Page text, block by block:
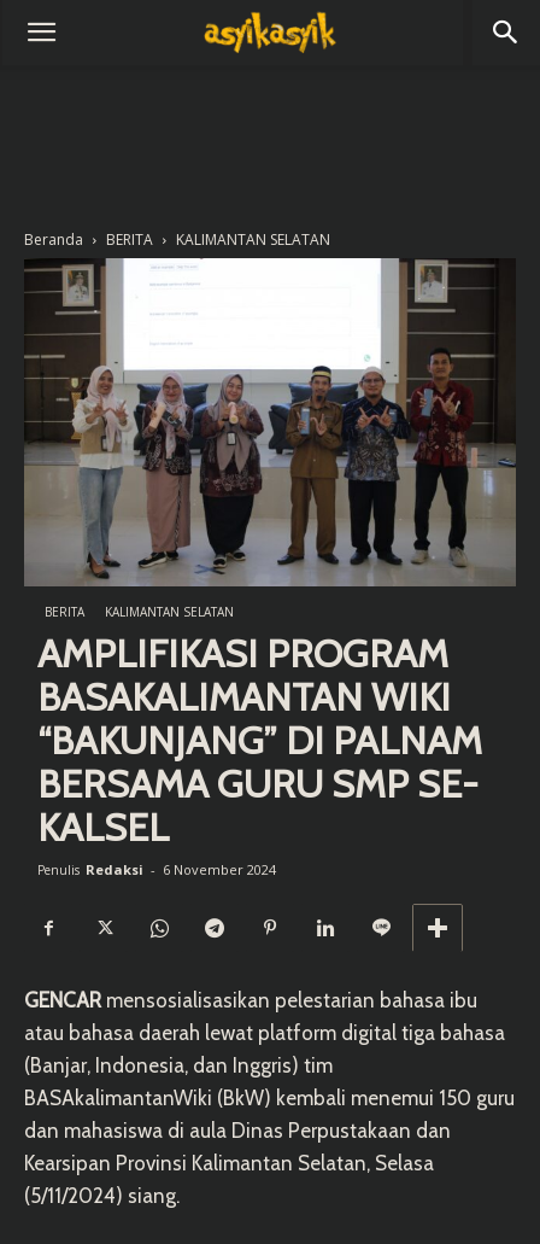
Beranda BERITA KALIMANTAN SELATAN
BERITA KALIMANTAN SELATAN
AMPLIFIKASI PROGRAM
BASAKALIMANTAN WIKI
“BAKUNJANG” DI PALNAM
BERSAMA GURU SMP SE-
KALSEL
Penulis Redaksi - 6 November 2024
GENCAR mensosialisasikan pelestarian bahasa ibu
atau bahasa daerah lewat platform digital tiga bahasa
(Banjar, Indonesia, dan Inggris) tim
BASAkalimantanWiki (BkW) kembali menemui 150 guru
dan mahasiswa di aula Dinas Perpustakaan dan
Kearsipan Provinsi Kalimantan Selatan, Selasa
(5/11/2024) siang.